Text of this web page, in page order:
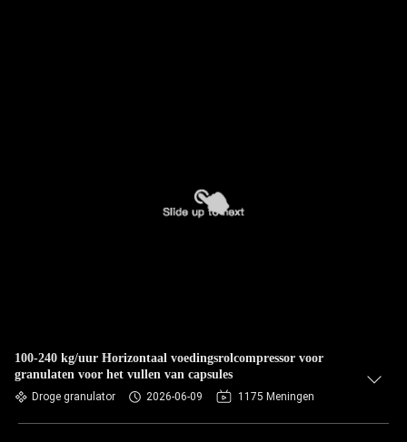
100-240 kg/uur Horizontaal voedingsrolcompressor voor
granulaten voor het vullen van capsules
Droge granulator 2026-06-09 1175 Meningen